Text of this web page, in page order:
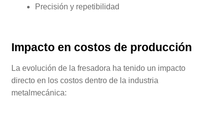
Precisión y repetibilidad
Impacto en costos de producción
La evolución de la fresadora ha tenido un impacto
directo en los costos dentro de la industria
metalmecánica: